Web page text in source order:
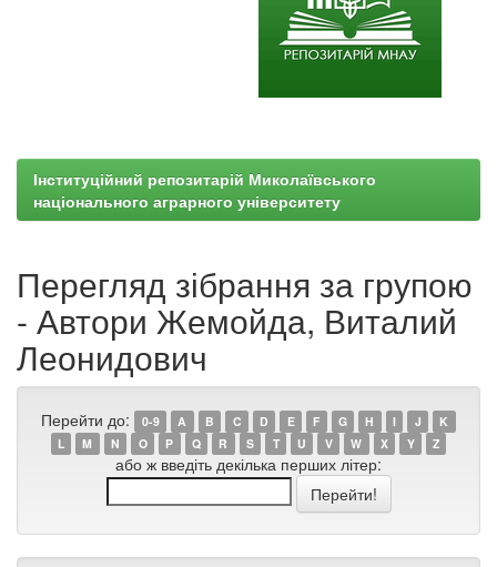
Інституційний репозитарій Миколаївського
національного аграрного університету
Перегляд зібрання за групою
- Автори Жемойда, Виталий
Леонидович
Перейти до: 0-9 A B C D E F G H I J
K
L
M N O P Q R S T U V W X Y Z
або ж введіть декілька перших літер: